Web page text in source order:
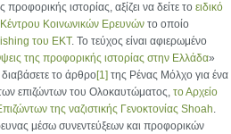
ιστορίας, αξίζει να δείτε το ειδικό
Κέντρου Κοινωνικών Ερευνών το οποίο
του ΕΚΤ. Το τεύχος είναι αφιερωμένο
της προφορικής ιστορίας στην Ελλάδα»
διαβάσετε το άρθρο[1] της Ρένας Μόλχο για ένα
επιζώντων του Ολοκαυτώματος, το Αρχείο
της ναζιστικής Γενοκτονίας Shoah.
μέσω συνεντεύξεων και προφορικών